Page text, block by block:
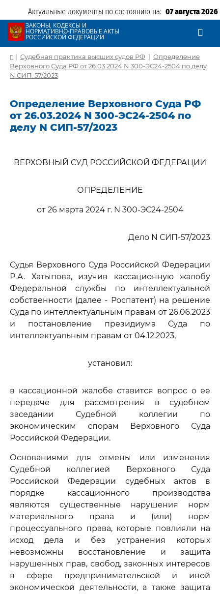
Актуальные документы по состоянию на: 07 августа 2026
ЗАКОНЫ, КОДЕКСЫ И
НОРМАТИВНО-ПРАВОВЫЕ АКТЫ
РОССИЙСКОЙ ФЕДЕРАЦИИ
| Судебная практика высших судов РФ | Определение
Верховного Суда РФ от 26.03.2024 N 300-ЭС24-2504 по делу
N СИП-57/2023
Определение Верховного Суда РФ
от 26.03.2024 N 300-ЭС24-2504 по
делу N СИП-57/2023
ВЕРХОВНЫЙ СУД РОССИЙСКОЙ ФЕДЕРАЦИИ
ОПРЕДЕЛЕНИЕ
от 26 марта 2024 г. N 300-ЭС24-2504
Дело N СИП-57/2023
Судья Верховного Суда Российской Федерации
Р.А. Хатыпова, изучив кассационную жалобу
Федеральной службы по интеллектуальной
собственности (далее - Роспатент) на решение
Суда по интеллектуальным правам от 26.06.2023
и постановление президиума Суда по
интеллектуальным правам от 04.12.2023,
установил:
в кассационной жалобе ставится вопрос о ее
передаче для рассмотрения в судебном
заседании Судебной коллегии по
экономическим спорам Верховного Суда
Российской Федерации.
Основаниями для отмены или изменения
Судебной коллегией Верховного Суда
Российской Федерации судебных актов в
порядке кассационного производства
являются существенные нарушения норм
материального права и (или) норм
процессуального права, которые повлияли на
исход дела и без устранения которых
невозможны восстановление и защита
нарушенных прав, свобод, законных интересов
в сфере предпринимательской и иной
экономической деятельности, а также защита